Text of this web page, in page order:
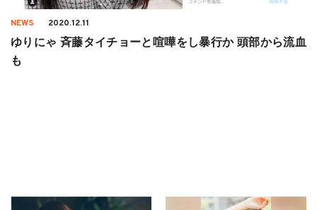
NEWS 2020.12.11
ゆりにゃ 斉藤タイチョーと喧嘩をし暴行か 頭部から流血
も